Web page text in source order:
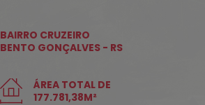
BAIRRO CRUZEIRO
BENTO GONÇALVES - RS
ÁREA TOTAL DE
177.781,38M²